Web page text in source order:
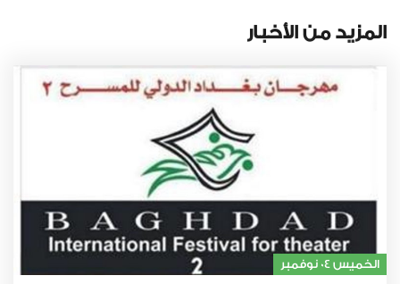
المزيد من الأخبار
الخميس 04 نوفمبر